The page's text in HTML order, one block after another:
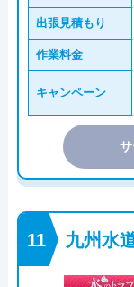
出張見積もり
作業料金
キャンペーン
九州水